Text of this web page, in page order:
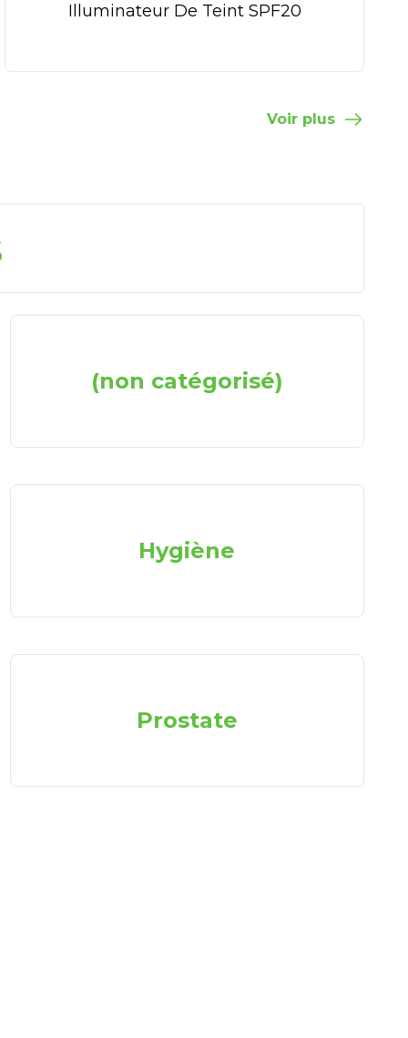
Illuminateur De Teint SPF20
Voir plus
(non catégorisé)
Hygiène
Prostate